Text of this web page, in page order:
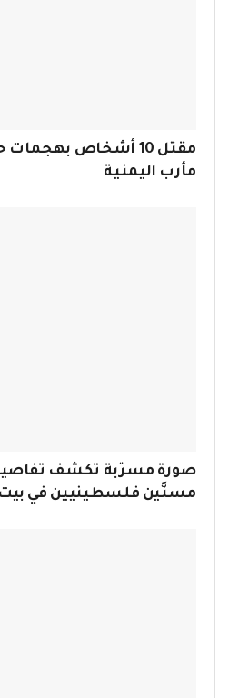
مقتل 10 أشخاص
مأرب اليمنية
صورة مسرّبة تكشف
مسنَّين فلسطينيين في بيت